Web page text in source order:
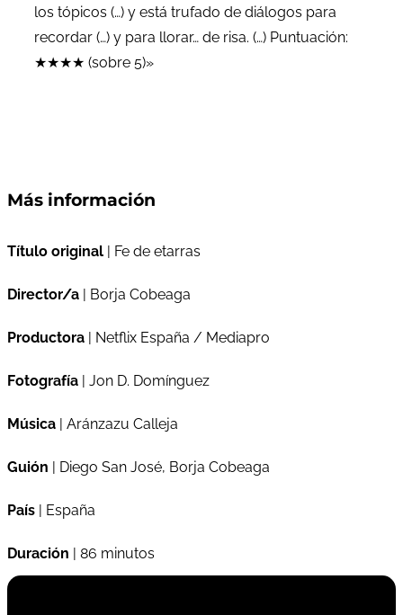
los tópicos (…) y está trufado de diálogos para
recordar (…) y para llorar… de risa. (…) Puntuación:
★★★★ (sobre 5)»
Más información
Título original | Fe de etarras
Director/a | Borja Cobeaga
Productora | Netflix España / Mediapro
Fotografía | Jon D. Domínguez
Música | Aránzazu Calleja
Guión | Diego San José, Borja Cobeaga
País | España
Duración | 86 minutos